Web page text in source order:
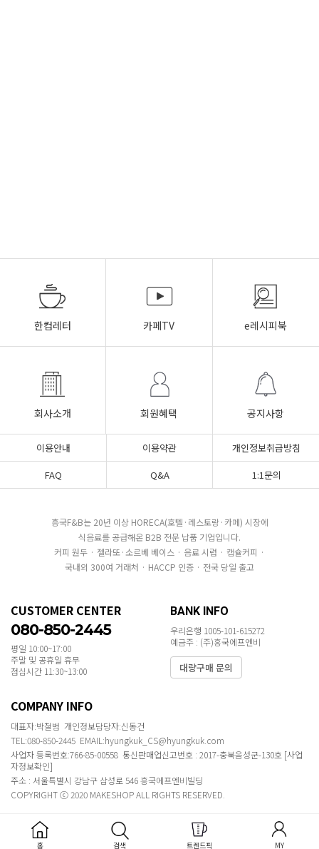
한컵레터 카페TV e레시피북
회사소개 회원혜택 공지사항
이용안내 이용약관
개인정보취급방침
FAQ
Q&A 1:1문의
흥국F&B는 20년 이상 HORECA(호텔·레스토랑·카페) 시장에
식음료를 공급해온 B2B 전문 납품 기업입니다.
커피 원두 · 젤라또·소르베 베이스 · 음료 시럽 · 캡슐커피 ·
국내외 300여 거래처 · HACCP 인증 · 전국 당일 출고
CUSTOMER CENTER
080-850-2445
평일 10:00~17:00
주말 및 공휴일 휴무
점심시간 11:30~13:00
BANK INFO
우리은행 1005-101-615272
예금주 : (주)흥국에프엔비
대량구매 문의
COMPANY INFO
대표자:박철범 개인정보담당자:신동건
TEL:080-850-2445 EMAIL:hyungkuk_CS@hyungkuk.com
사업자 등록번호:766-85-00558 통신판매업신고번호 : 2017-충북음성군-130호 [사업
자정보확인]
주소 : 서울특별시 강남구 삼성로 546 흥국에프엔비빌딩
COPYRIGHT ⓒ 2020 MAKESHOP ALL RIGHTS RESERVED.
홈 검색 트렌드픽 MY